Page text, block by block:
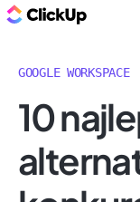
GOOGLE WORKSPACE
10